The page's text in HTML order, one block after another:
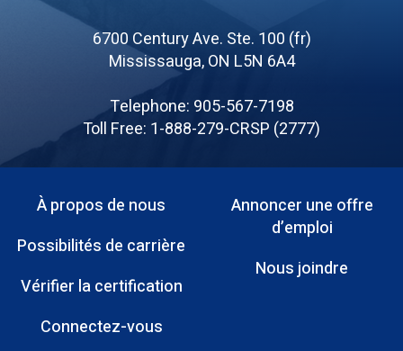
Canadian
Registered
Safety
Professionals
6700 Century Ave. Ste. 100 (fr)
Mississauga, ON L5N 6A4
Telephone: 905-567-7198
Toll Free: 1-888-279-CRSP (2777)
Menu
Pied
de
page
À propos de nous
Possibilités de carrière
Vérifier la certification
Connectez-vous
Annoncer une offre
d’emploi
Nous joindre